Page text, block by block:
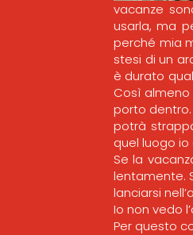
vacanze
usarla, ma
perché mia
stesi di un
è durato
Così almeno
porto dentro.
potrà
quel luogo io
Se la
lentamente.
lanciarsi
Io non vedo
Per questo